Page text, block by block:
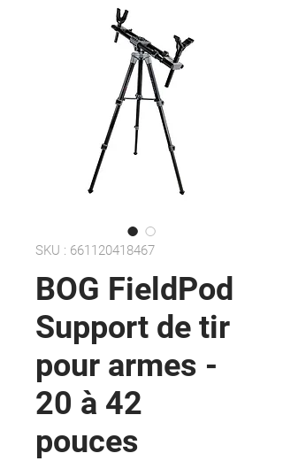
SKU : 661120418467
BOG FieldPod
Support de tir
pour armes -
20 à 42
pouces